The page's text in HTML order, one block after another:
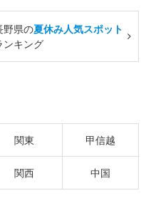
野県の夏休み人気スポット
ンキング
関東 甲信越
関西 中国